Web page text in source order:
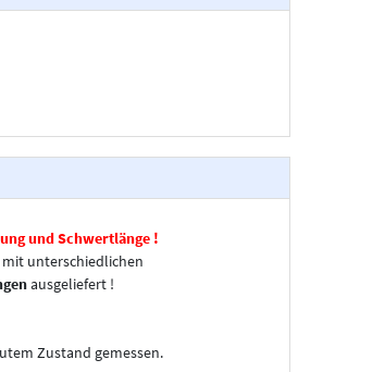
und Schwertlänge !
mit unterschiedlichen
ausgeliefert !
Zustand gemessen.